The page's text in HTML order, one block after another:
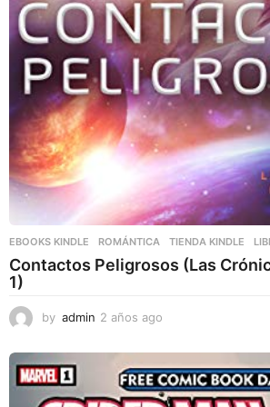
EBOOKS KINDLE ,ROMÁNTICA ,TIENDA KINDLE
Contactos Peligrosos (Las
1)
by admin 2 años ago
ñ
o
s
a